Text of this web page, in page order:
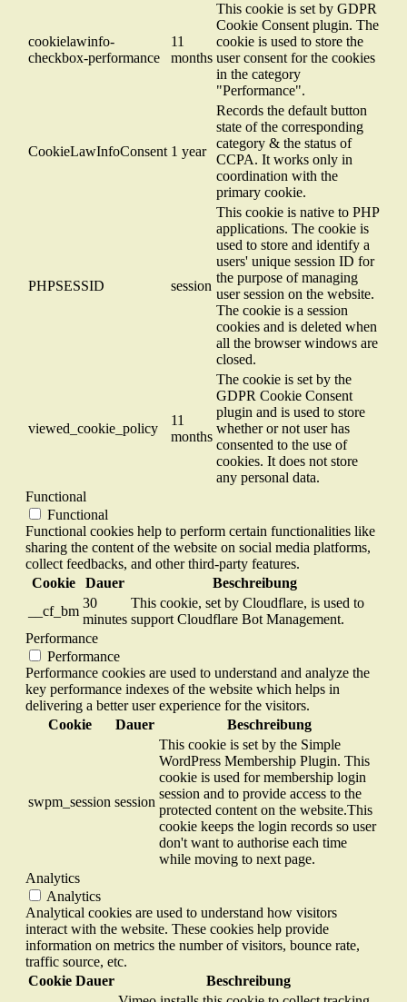
cookielawinfo-
checkbox-performance
11
months
This cookie is set by GDPR
Cookie Consent plugin. The
cookie is used to store the
user consent for the cookies
in the category
"Performance".
CookieLawInfoConsent 1 year
Records the default button
state of the corresponding
category & the status of
CCPA. It works only in
coordination with the
primary cookie.
PHPSESSID session
This cookie is native to PHP
applications. The cookie is
used to store and identify a
users' unique session ID for
the purpose of managing
user session on the website.
The cookie is a session
cookies and is deleted when
all the browser windows are
closed.
viewed_cookie_policy
11
months
The cookie is set by the
GDPR Cookie Consent
plugin and is used to store
whether or not user has
consented to the use of
cookies. It does not store
any personal data.
Functional
Functional
Functional cookies help to perform certain functionalities like
sharing the content of the website on social media platforms,
collect feedbacks, and other third-party features.
Cookie
Dauer
Beschreibung
__cf_bm
30
minutes
This cookie, set by Cloudflare, is used to
support Cloudflare Bot Management.
Performance
Performance
Performance cookies are used to understand and analyze the
key performance indexes of the website which helps in
delivering a better user experience for the visitors.
Cookie
Dauer Beschreibung
swpm_session session
This cookie is set by the Simple
WordPress Membership Plugin. This
cookie is used for membership login
session and to provide access to the
protected content on the website.This
cookie keeps the login records so user
don't want to authorise each time
while moving to next page.
Analytics
Analytics
Analytical cookies are used to understand how visitors
interact with the website. These cookies help provide
information on metrics the number of visitors, bounce rate,
traffic source, etc.
Cookie Dauer
Beschreibung